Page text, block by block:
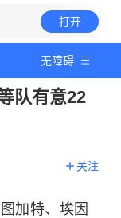
打开
无障碍
队有意22
关注
加特、埃因